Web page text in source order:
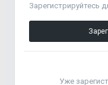
Зарегистрируйтесь
Уже